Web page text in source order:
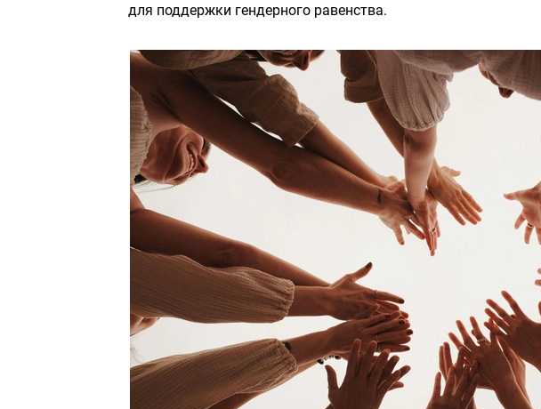
для поддержки гендерного равенства.